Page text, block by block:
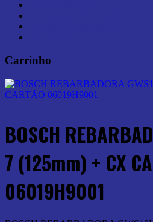
Carrinho
BOSCH
7 (125mm) + CX
06019H9001